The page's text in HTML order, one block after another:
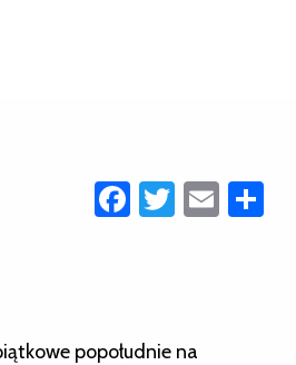
Facebook
Twitter
Email
popołudnie na